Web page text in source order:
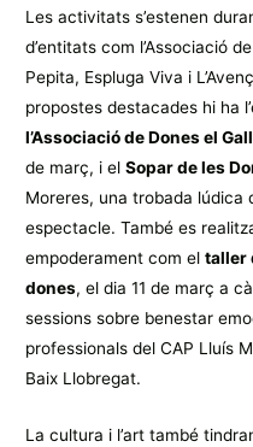
Les activitats s’estenen
d’entitats com l’Associació
Pepita, Espluga Viva i
propostes destacades hi ha
l’Associació de Dones el
de març, i elSopar de les
Moreres, una trobada lúdica
espectacle. També es
empoderament com eltaller
dones, el dia 11 de març a
sessions sobre benestar
professionals del CAP Lluís
Baix Llobregat.
La cultura i l’art també